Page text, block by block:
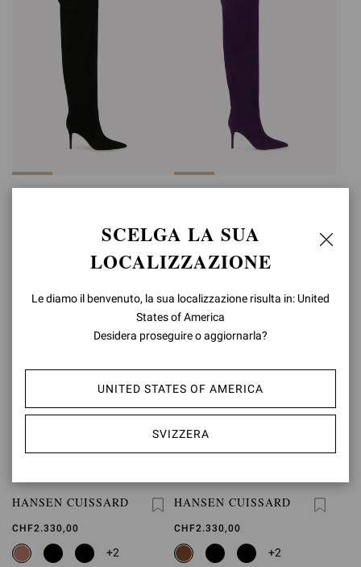
HANSEN CUISSARD
CHF2.330,00
+2
HANSEN CUISSARD
CHF2.330,00
+2
SCELGA LA SUA
LOCALIZZAZIONE
Le diamo il benvenuto, la sua localizzazione risulta in: United
States of America
Desidera proseguire o aggiornarla?
UNITED STATES OF AMERICA
SVIZZERA